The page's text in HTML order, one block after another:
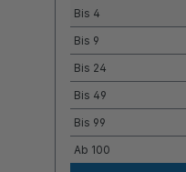
Bis 4
Bis 9
Bis 24
Bis 49
Bis 99
Ab 100